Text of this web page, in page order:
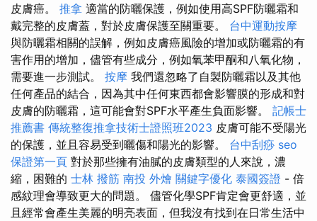
皮膚癌。 推拿 適當的防曬保護，例如使用高SPF防曬霜和
戴完整的皮膚蓋，對於皮膚保護至關重要。 台中運動按摩
與防曬霜相關的誤解，例如皮膚癌風險的增加或防曬霜的有
害作用的增加，儘管有些成分，例如氧苯甲酮和八氧化物，
需要進一步測試。 按摩 我們還忽略了自製防曬霜以及其他
任何產品的結合，因為其中任何東西都會影響膜的形成和對
皮膚的防曬霜，這可能會對SPF水平產生負面影響。 記帳士
推薦書 傳統整復推拿技術士證照班2023 皮膚可能不受陽光
的保護，並且容易受到曬傷和陽光的影響。 台中刮痧 seo
保證第一頁 對於那些擁有油膩的皮膚類型的人來說，濃
縮，困難的 士林 撥筋 南投 外燴 關鍵字優化 泰國簽證 - 倍
感紋理會導致更大的問題。 儘管化學SPF肯定會更舒適，並
且經常會產生美麗的明亮表面，但我沒有找到在日常生活中